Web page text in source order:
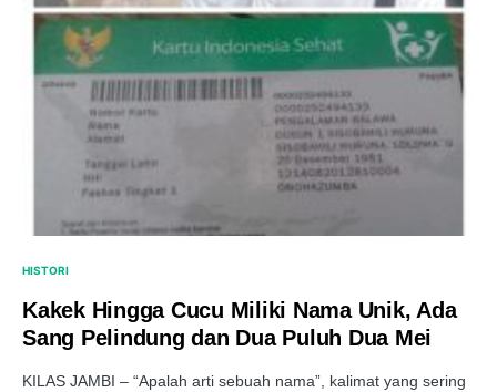
HISTORI
Kakek Hingga Cucu Miliki Nama Unik, Ada
Sang Pelindung dan Dua Puluh Dua Mei
KILAS JAMBI – “Apalah arti sebuah nama”, kalimat yang sering